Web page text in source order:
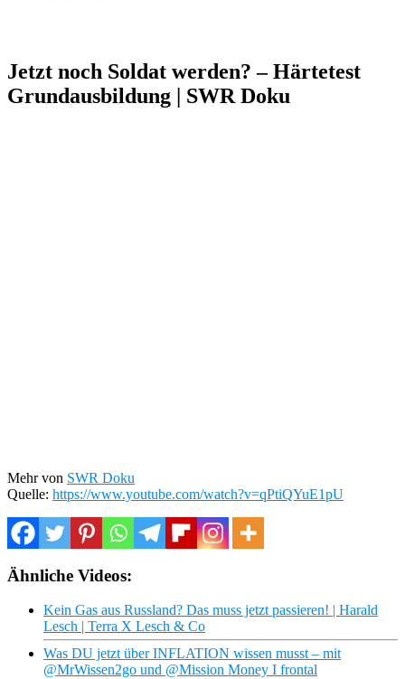
Jetzt noch Soldat werden? – Härtetest
Grundausbildung | SWR Doku
Mehr von SWR Doku
Quelle: https://www.youtube.com/watch?v=qPtiQYuE1pU
Ähnliche Videos:
Kein Gas aus Russland? Das muss jetzt passieren! | Harald
Lesch | Terra X Lesch & Co
Was DU jetzt über INFLATION wissen musst – mit
@MrWissen2go und @Mission Money I frontal